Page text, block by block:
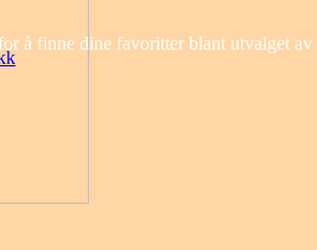
å finne dine favoritter blant utvalget